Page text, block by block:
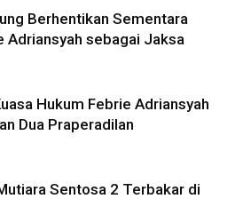
Berhentikan Sementara
Adriansyah sebagai Jaksa
Hukum Febrie Adriansyah
Dua Praperadilan
Sentosa 2 Terbakar di